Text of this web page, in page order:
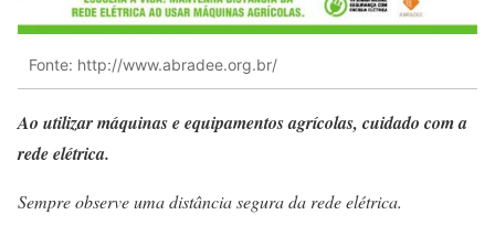
Fonte: http://www.abradee.org.br/
Ao utilizar máquinas e equipamentos agrícolas, cuidado com a
rede elétrica.
Sempre observe uma distância segura da rede elétrica.